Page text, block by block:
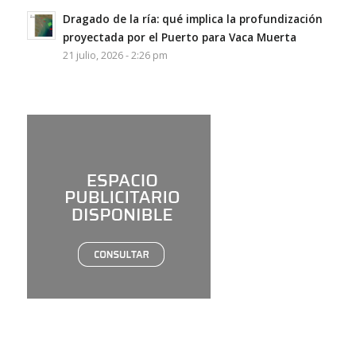
Dragado de la ría: qué implica la profundización
proyectada por el Puerto para Vaca Muerta
21 julio, 2026 - 2:26 pm